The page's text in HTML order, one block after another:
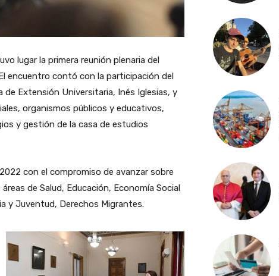
lugar la primera reunión plenaria del
encuentro contó con la participación del
de Extensión Universitaria, Inés Iglesias, y
organismos públicos y educativos,
y gestión de la casa de estudios
con el compromiso de avanzar sobre
de Salud, Educación, Economía Social
y Juventud, Derechos Migrantes.